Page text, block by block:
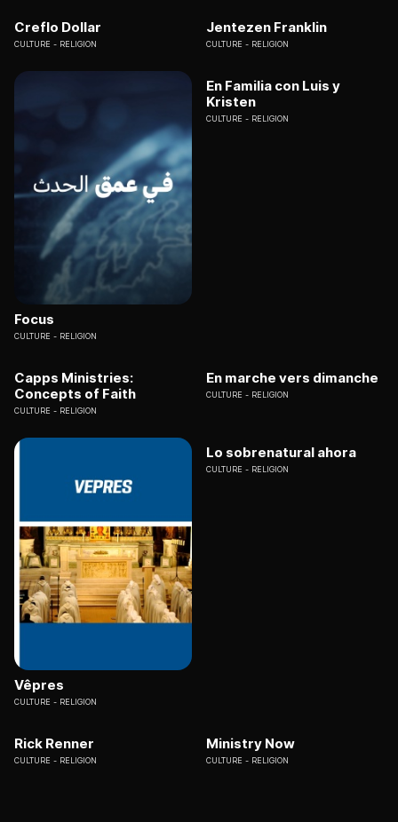
Creflo Dollar
CULTURE RELIGION
Jentezen Franklin
CULTURE RELIGION
Focus
CULTURE RELIGION
En Familia con Luis y
Kristen
CULTURE RELIGION
Capps Ministries:
Concepts of Faith
CULTURE RELIGION
En marche vers dimanche
CULTURE RELIGION
Vêpres
CULTURE RELIGION
Lo sobrenatural ahora
CULTURE RELIGION
Rick Renner
CULTURE RELIGION
Ministry Now
CULTURE RELIGION